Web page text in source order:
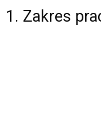
1. Zakres